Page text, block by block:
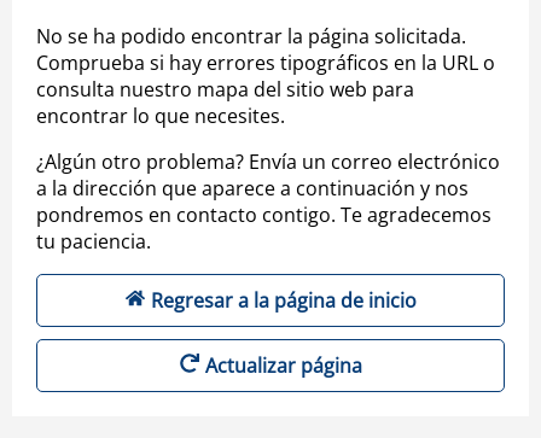
No se ha podido encontrar la página solicitada.
Comprueba si hay errores tipográficos en la URL o
consulta nuestro mapa del sitio web para
encontrar lo que necesites.
¿Algún otro problema? Envía un correo electrónico
a la dirección que aparece a continuación y nos
pondremos en contacto contigo. Te agradecemos
tu paciencia.
Regresar a la página de inicio
Actualizar página